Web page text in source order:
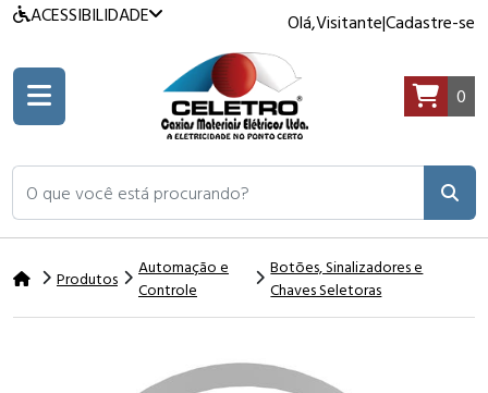
ACESSIBILIDADE Olá,Visitante|Cadastre-se
O que você está procurando?
0
Produtos
Automação e
Controle
Botões, Sinalizadores e
Chaves Seletoras